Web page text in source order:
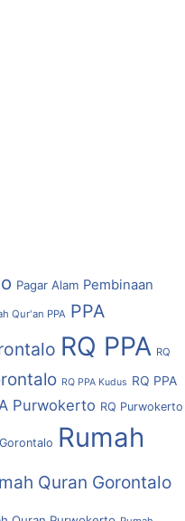
Pagar Alam Pembinaan
Qur'an PPA PPA
RQ PPA RQ
RQ PPA Kudus RQ PPA
Purwokerto RQ Purwokerto
Rumah
Quran Gorontalo